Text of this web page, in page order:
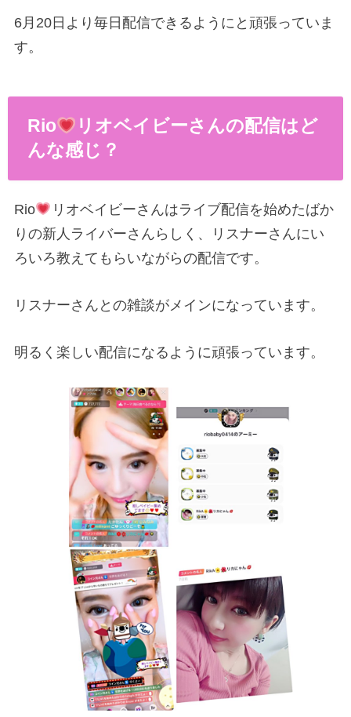
6月20日より毎日配信できるようにと頑張っていま
す。
Rio
リオベイビーさんの配信はど
んな感じ？
Rio
リオベイビーさんはライブ配信を始めたばか
りの新人ライバーさんらしく、リスナーさんにい
ろいろ教えてもらいながらの配信です。
リスナーさんとの雑談がメインになっています。
明るく楽しい配信になるように頑張っています。